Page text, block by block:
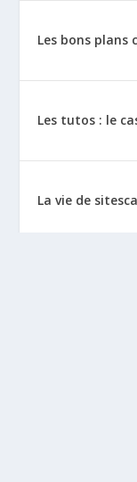
Les bons plans
Les tutos : le
La vie de